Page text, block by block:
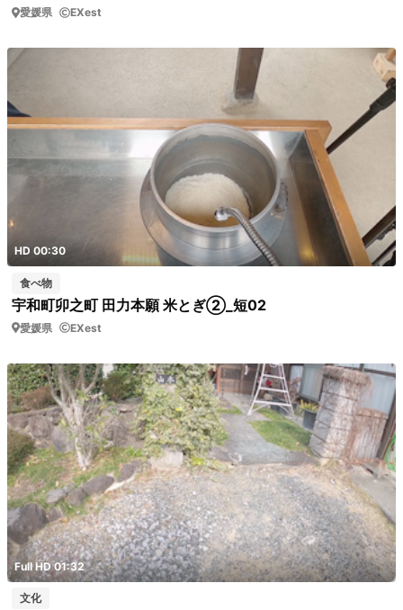
愛媛県 EXest
HD 00:30
食べ物
宇和町卯之町 田力本願 米とぎ②_短02
愛媛県 EXest
Full HD 01:32
文化